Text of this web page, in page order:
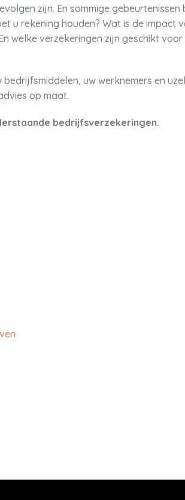
zijn. En sommige gebeurtenissen
u rekening houden? Wat is de impact
welke verzekeringen zijn geschikt
uw werknemers en
op maat.
bedrijfsverzekeringen.